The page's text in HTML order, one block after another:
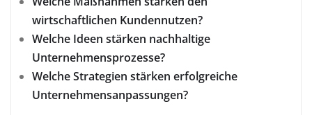
wirtschaftlichen Kundennutzen?
Welche Ideen stärken nachhaltige
Unternehmensprozesse?
Welche Strategien stärken erfolgreiche
Unternehmensanpassungen?